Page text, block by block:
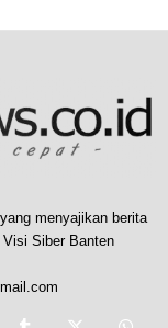
menyajikan berita
Siber Banten